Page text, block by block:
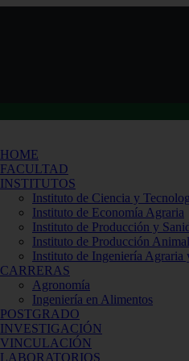
HOME
FACULTAD
INSTITUTOS
Instituto de Ciencia y
Instituto de Economía Agraria
Instituto de Producción y
Instituto de Producción Animal
Instituto de Ingeniería Agraria
CARRERAS
Agronomía
Ingeniería en Alimentos
POSTGRADO
INVESTIGACIÓN
VINCULACIÓN
LABORATORIOS